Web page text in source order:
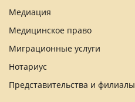
Медиация
Медицинское право
Миграционные услуги
Нотариус
Представительства и филиалы